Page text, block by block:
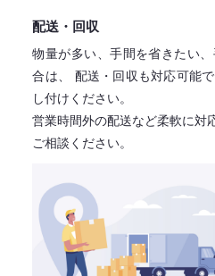
配送・回収
物量が多い、手間を省きたい
合は、
配送・回収も対応可能
し付けください。
営業時間外の配送など柔軟に対
ご相談ください。